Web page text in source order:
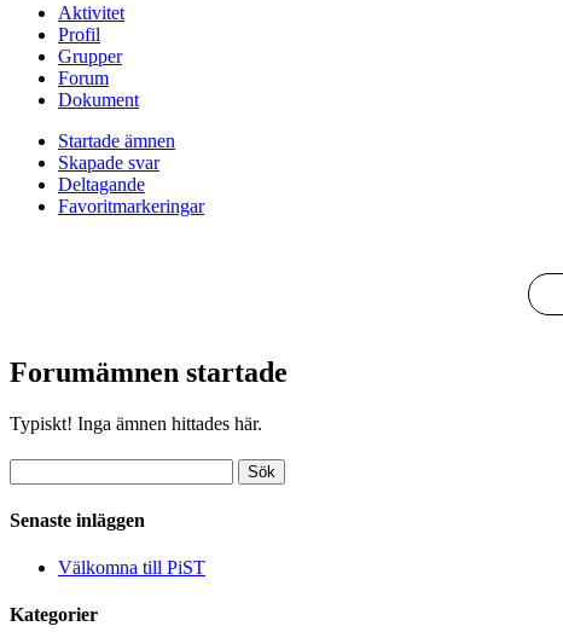
Aktivitet
Profil
Grupper
Forum
Dokument
Startade ämnen
Skapade svar
Deltagande
Favoritmarkeringar
Forumämnen startade
Typiskt! Inga ämnen hittades här.
Senaste inläggen
Välkomna till PiST
Kategorier